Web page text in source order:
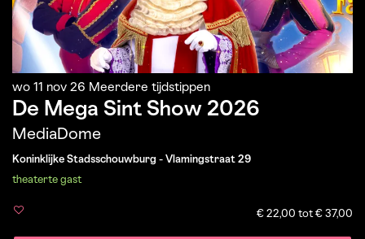
De Mega Sint Show 2026
MediaDome
wo 11 nov 26 Meerdere tijdstippen
Koninklijke Stadsschouwburg - Vlamingstraat 29
theaterte gast
€ 22,00 tot € 37,00